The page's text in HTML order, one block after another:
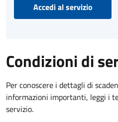
Accedi al servizio
Condizioni di
Per conoscere i dettagli di
informazioni importanti, leggi i
servizio.